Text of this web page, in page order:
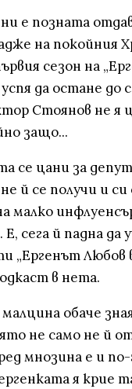
е позната
на покойния
сезон на
да остане до
Стоянов не я
защо...
се цани за
й се получи и
малко
сега й падна да
„Ергенът Любов в
в нета.
обаче
не само не й
мнозина е и
я крие